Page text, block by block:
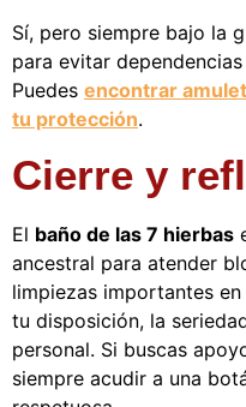
Sí, pero siempre bajo la
para evitar
Puedes encontrar
tu protección.
Cierre y
El baño de las 7 hierbas
ancestral para atender
limpiezas importantes
tu disposición, la
personal. Si buscas
siempre acudir a una